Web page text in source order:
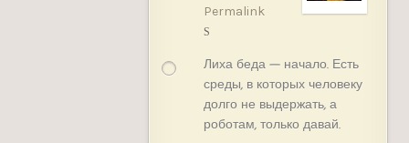
Permalink
Лиха беда — начало. Есть
среды, в которых человеку
долго не выдержать, а
роботам, только давай.